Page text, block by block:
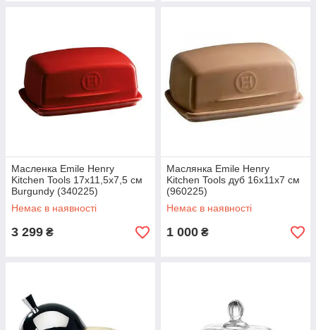
Масленка Emile Henry
Kitchen Tools 17x11,5x7,5 см
Burgundy (340225)
Немає в наявності
3 299 ₴
Маслянка Emile Henry
Kitchen Tools дуб 16x11x7 см
(960225)
Немає в наявності
1 000 ₴